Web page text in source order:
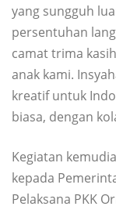
yang sungguh
persentuhan
camat trima
anak kami.
kreatif untuk
biasa, dengan
Kegiatan
kepada
Pelaksana PKK